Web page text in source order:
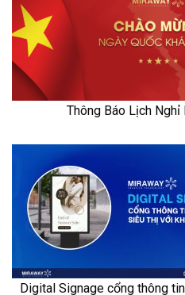
Thông Báo Lịch
Digital Signage cổng thông